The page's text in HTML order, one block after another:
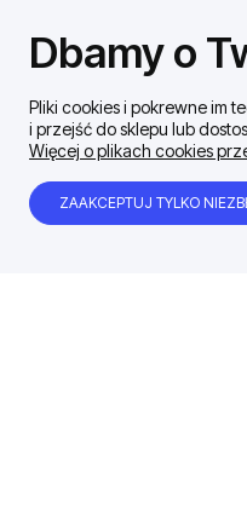
Dbamy o
Pliki cookies i pokrewne im
i przejść do sklepu lub
Więcej o plikach cookies
ZAAKCEPTUJ TYLKO